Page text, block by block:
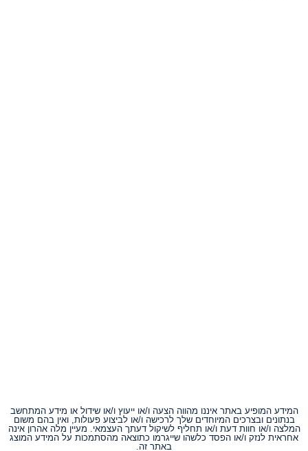
המידע המופיע באתר איננו מהווה הצעה ו/או ייעוץ ו/או שידול או מידע המתחשב
בנתונים ובצרכים המיוחדים שלך לרכישה ו/או לביצוע פעולות, ואין בהם משום
המלצה ו/או חוות דעת ו/או תחליף לשיקול דעתך העצמאי. מעיין מלה אהרון אינה
אחראית לנזק ו/או הפסד כלשהו שייגרמו כתוצאה מהסתמכות על המידע המוצג
באתר זה.